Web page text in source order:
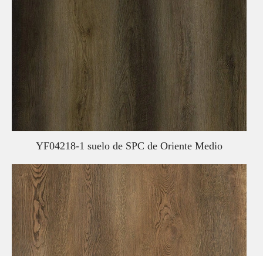
YF04218-1 suelo de SPC de Oriente Medio